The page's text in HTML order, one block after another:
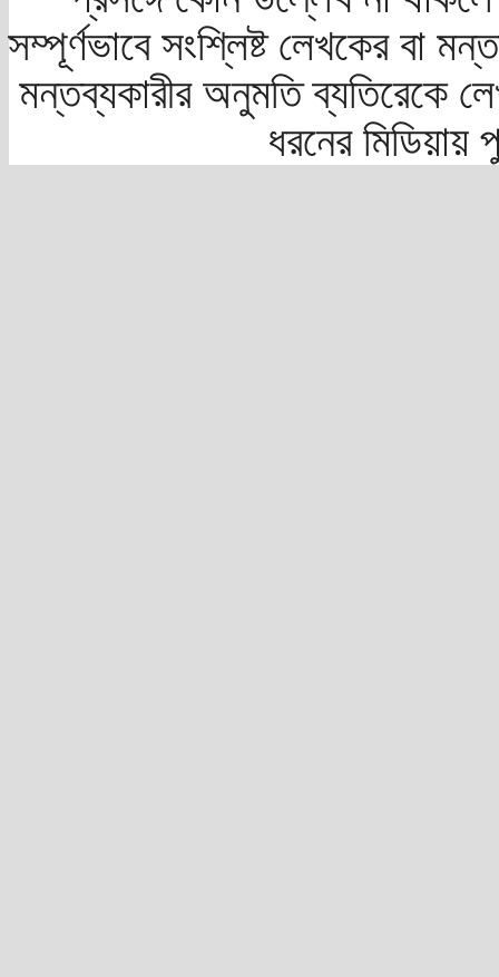
সম্পূর্ণভাবে সংশ্লিষ্ট লেখকের বা
মন্তব্যকারীর অনুমতি ব্যতিরেকে
ধরনের মিডিয়ায়